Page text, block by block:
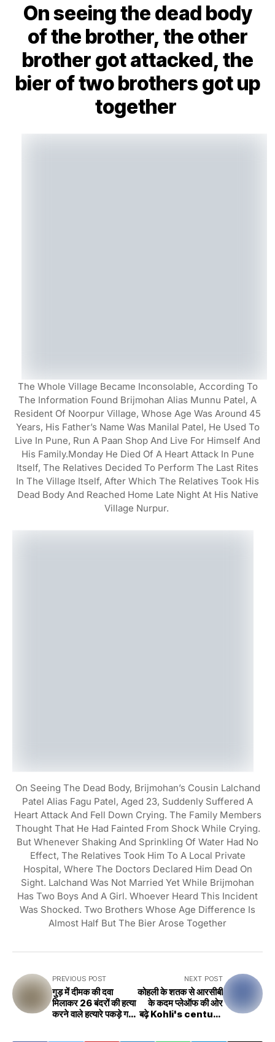
On seeing the dead body
of the brother, the other
brother got attacked, the
bier of two brothers got up
together
The Whole Village Became Inconsolable, According To
The Information Found Brijmohan Alias Munnu Patel, A
Resident Of Noorpur Village, Whose Age Was Around 45
Years, His Father’s Name Was Manilal Patel, He Used To
Live In Pune, Run A Paan Shop And Live For Himself And
His Family.Monday He Died Of A Heart Attack In Pune
Itself, The Relatives Decided To Perform The Last Rites
In The Village Itself, After Which The Relatives Took His
Dead Body And Reached Home Late Night At His Native
Village Nurpur.
On Seeing The Dead Body, Brijmohan’s Cousin Lalchand
Patel Alias Fagu Patel, Aged 23, Suddenly Suffered A
Heart Attack And Fell Down Crying. The Family Members
Thought That He Had Fainted From Shock While Crying.
But Whenever Shaking And Sprinkling Of Water Had No
Effect, The Relatives Took Him To A Local Private
Hospital, Where The Doctors Declared Him Dead On
Sight. Lalchand Was Not Married Yet While Brijmohan
Has Two Boys And A Girl. Whoever Heard This Incident
Was Shocked. Two Brothers Whose Age Difference Is
Almost Half But The Bier Arose Together
PREVIOUS POST
गुड़ में दीमक की दवा
मिलाकर 26 बंदरों की हत्या
करने वाले हत्यारे पकड़े गए
NEXT POST
कोहली के शतक से आरसीबी
के कदम प्लेऑफ की ओर
बढ़े Kohli's century